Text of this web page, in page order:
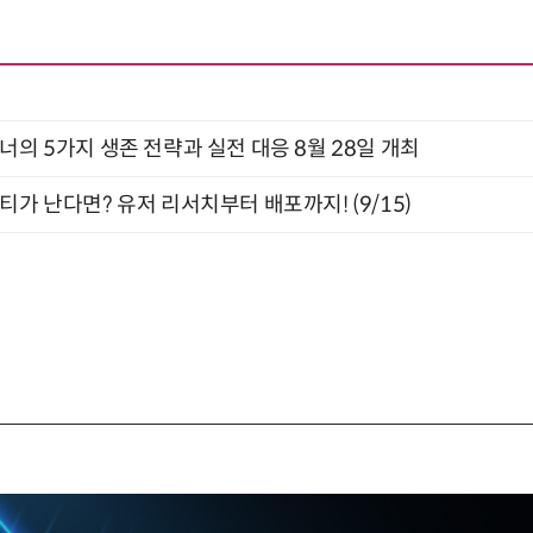
의 5가지 생존 전략과 실전 대응 8월 28일 개최
가 난다면? 유저 리서치부터 배포까지! (9/15)